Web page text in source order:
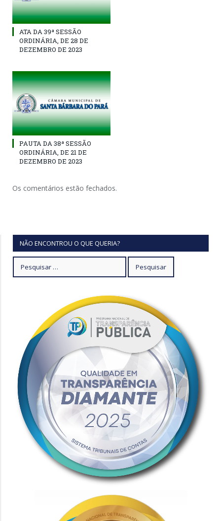
ATA DA 39ª SESSÃO
ORDINÁRIA, DE 28 DE
DEZEMBRO DE 2023
PAUTA DA 38ª SESSÃO
ORDINÁRIA, DE 21 DE
DEZEMBRO DE 2023
Os comentários estão fechados.
NÃO ENCONTROU O QUE QUERIA?